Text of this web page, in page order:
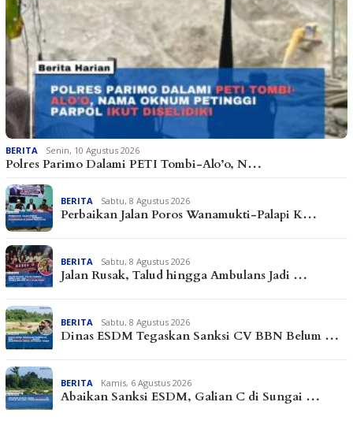
BERITA Senin, 10 Agustus 2026
Polres Parimo Dalami PETI Tombi-Alo’o, N…
BERITA Sabtu, 8 Agustus 2026
Perbaikan Jalan Poros Wanamukti-Palapi K…
BERITA Sabtu, 8 Agustus 2026
Jalan Rusak, Talud hingga Ambulans Jadi …
BERITA Sabtu, 8 Agustus 2026
Dinas ESDM Tegaskan Sanksi CV BBN Belum …
BERITA Kamis, 6 Agustus 2026
Abaikan Sanksi ESDM, Galian C di Sungai …